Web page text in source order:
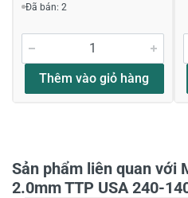
Đã bán: 2
Thêm vào giỏ hàng
Sản phẩm liên quan với
2.0mm TTP USA 240-